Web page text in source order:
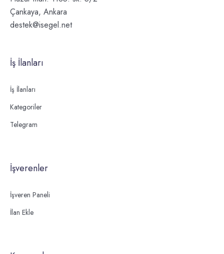
Çankaya, Ankara
destek@isegel.net
İş İlanları
İş İlanları
Kategoriler
Telegram
İşverenler
İşveren Paneli
İlan Ekle